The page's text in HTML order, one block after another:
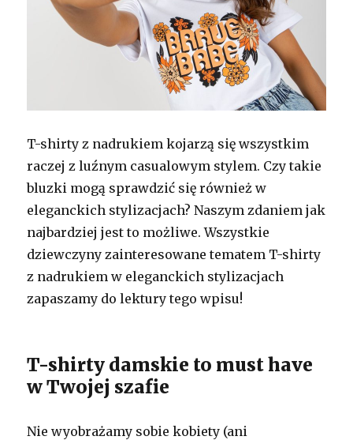
T-shirty z nadrukiem kojarzą się wszystkim
raczej z luźnym casualowym stylem. Czy takie
bluzki mogą sprawdzić się również w
eleganckich stylizacjach? Naszym zdaniem jak
najbardziej jest to możliwe. Wszystkie
dziewczyny zainteresowane tematem T-shirty
z nadrukiem w eleganckich stylizacjach
zapaszamy do lektury tego wpisu!
T-shirty damskie to must have
w Twojej szafie
Nie wyobrażamy sobie kobiety (ani